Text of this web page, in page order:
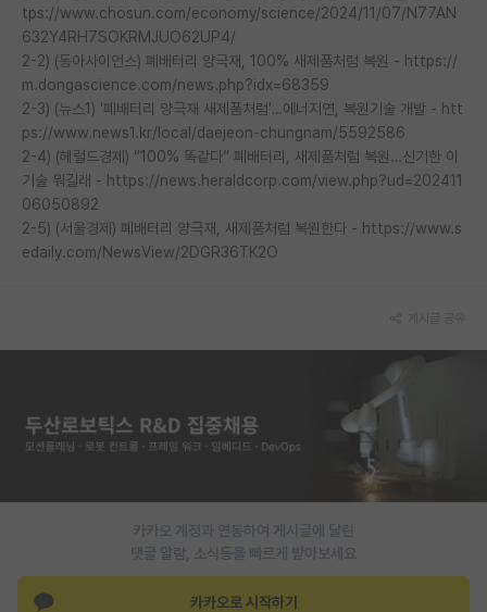
tps://www.chosun.com/economy/science/2024/11/07/N77AN
632Y4RH7SOKRMJUO62UP4/
2-2) (동아사이언스) 폐배터리 양극재, 100% 새제품처럼 복원 - https://
m.dongascience.com/news.php?idx=68359
2-3) (뉴스1) '폐배터리 양극재 새제품처럼'…에너지연, 복원기술 개발 - htt
ps://www.news1.kr/local/daejeon-chungnam/5592586
2-4) (헤럴드경제) “100% 똑같다” 폐배터리, 새제품처럼 복원…신기한 이
기술 뭐길래 - https://news.heraldcorp.com/view.php?ud=202411
06050892
2-5) (서울경제) 폐배터리 양극재, 새제품처럼 복원한다 - https://www.s
edaily.com/NewsView/2DGR36TK2O
카카오 계정과 연동하여 게시글에 달린
댓글 알람, 소식등을 빠르게 받아보세요
카카오로 시작하기